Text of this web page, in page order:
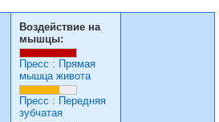
Воздействие на
мышцы:
Пресс : Прямая
мышца живота
Пресс : Передняя
зубчатая